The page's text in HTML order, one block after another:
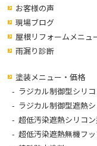
お客様の声
現場ブログ
屋根リフォームメニュ
雨漏り診断
塗装メニュー・価格
ラジカル制御型シリ
ラジカル制御型遮熱
超低汚染遮熱シリコ
超低汚染遮熱無機フ